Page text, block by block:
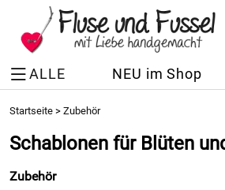
ALLE NEU im Shop
Startseite > Zubehör
Schablonen für Blüten
Zubehör